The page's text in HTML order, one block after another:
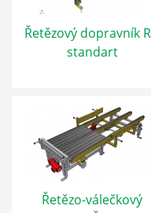
Řetězový dopravník
standart
Řetězo-válečkový